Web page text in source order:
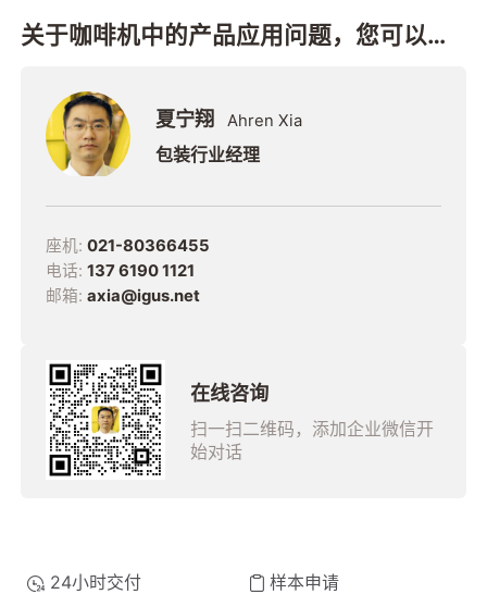
关于咖啡机中的产品应用问题，您可以联
夏宁翔 Ahren Xia
包装行业经理
座机: 021-80366455
电话: 137 6190 1121
邮箱: axia@igus.net
在线咨询
扫一扫二维码，添加企业微信开
始对话
24小时交付 样本申请